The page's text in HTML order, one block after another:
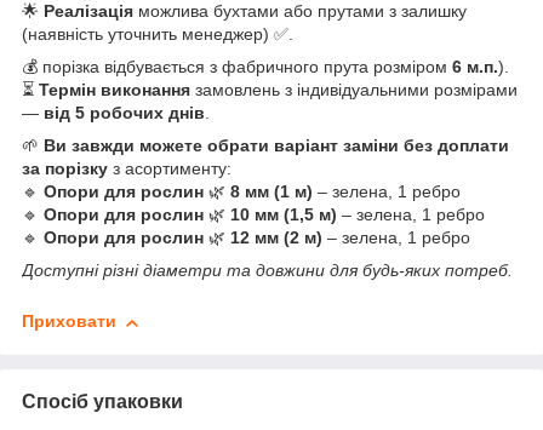
🌟 Реалізація можлива бухтами або прутами з залишку
(наявність уточнить менеджер) ✅.
💰 порізка відбувається з фабричного прута розміром 6 м.п.).
⏳ Термін виконання замовлень з індивідуальними розмірами
— від 5 робочих днів.
🌱 Ви завжди можете обрати варіант заміни без доплати
за порізку з асортименту:
🔹 Опори для рослин 🌿 8 мм (1 м) – зелена, 1 ребро
🔹 Опори для рослин 🌿 10 мм (1,5 м) – зелена, 1 ребро
🔹 Опори для рослин 🌿 12 мм (2 м) – зелена, 1 ребро
Доступні різні діаметри та довжини для будь-яких потреб.
Приховати
Спосіб упаковки